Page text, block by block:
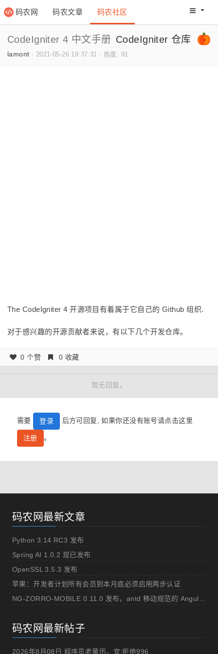
码农网 码农文章 码农社区 码农网
CodeIgniter 4 中文手册 CodeIgniter 仓库
lamont · 2021-05-26 19:37:31 · 热度: 91
The CodeIgniter 4 开源项目有着属于它自己的 Github 组织.
对于感兴趣的开源贡献者来说，有以下几个开发仓库。
0 个赞 0 收藏
暂无回复。
需要 登录 后方可回复, 如果你还没有账号请点击这里
注册 。
码农网最新文章
Python 3.14 RC3 发布
Spring AI 1.0.2 现已发布
OpenSSL 3.5.3 发布
苹果：开发者计划所有会员到本月底必须启用两步认证
码农网最新帖子
2026年8月08日 程序员老黄历，宜:拒绝996